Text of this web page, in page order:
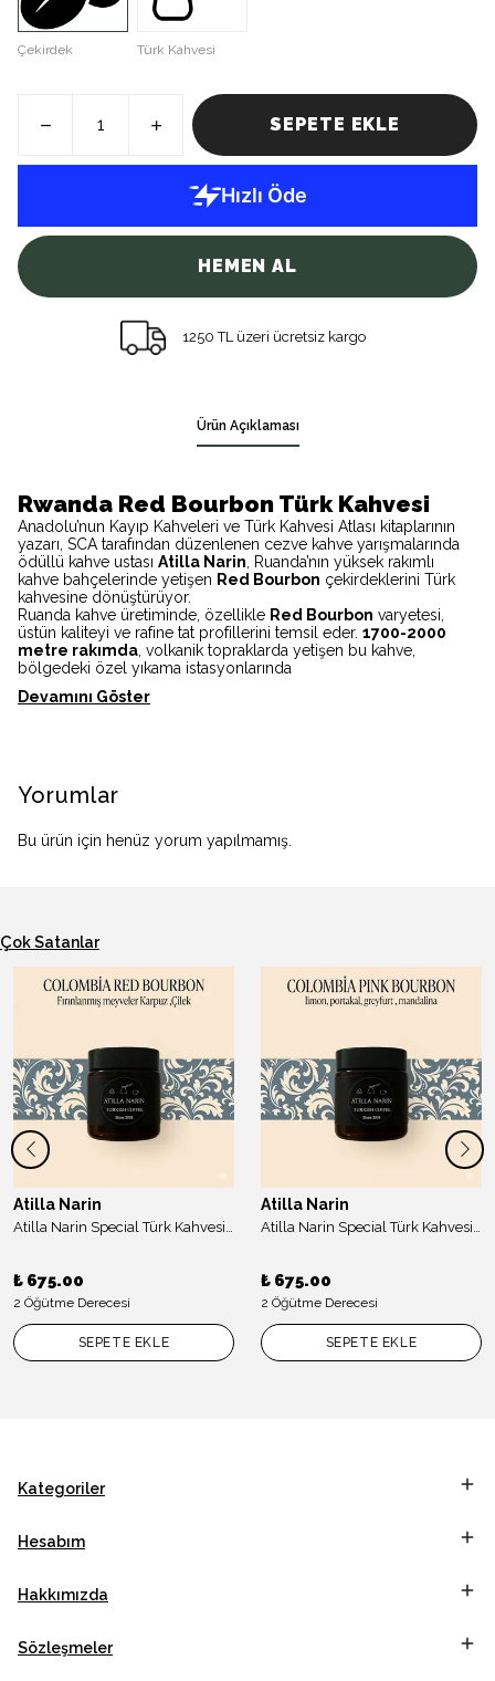
Çekirdek Türk Kahvesi
SEPETE EKLE
HEMEN AL
1250 TL üzeri ücretsiz kargo
Ürün Açıklaması
Rwanda Red Bourbon Türk Kahvesi
Anadolu’nun Kayıp Kahveleri ve Türk Kahvesi Atlası kitaplarının
yazarı, SCA tarafından düzenlenen cezve kahve yarışmalarında
ödüllü kahve ustası Atilla Narin , Ruanda’nın yüksek rakımlı
kahve bahçelerinde yetişen Red Bourbon çekirdeklerini Türk
kahvesine dönüştürüyor.
Ruanda kahve üretiminde, özellikle Red Bourbon varyetesi,
üstün kaliteyi ve rafine tat profillerini temsil eder. 1700-2000
metre rakımda , volkanik topraklarda yetişen bu kahve,
bölgedeki özel yıkama istasyonlarında
Devamını Göster
Yorumlar
Bu ürün için henüz yorum yapılmamış.
Çok Satanlar
Atilla Narin
Atilla Narin Special Türk Kahvesi Colombıa Red Bourbon Signature Series 45 gr
₺ 675.00
2 Öğütme Derecesi
SEPETE EKLE
Atilla Narin
Atilla Narin Special Türk Kahvesi Colombıa Pınk Bourbon Signature Series 45 gr
₺ 675.00
2 Öğütme Derecesi
SEPETE EKLE
Kategoriler
Hesabım
Hakkımızda
Sözleşmeler